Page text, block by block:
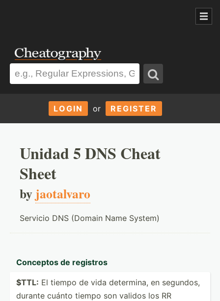
LOGIN or REGISTER
Unidad 5 DNS Cheat
Sheet
byjaotalvaro
Servicio DNS (Domain Name System)
Conceptos de registros
$TTL: El tiempo de vida determina, en segundos,
durante cuánto tiempo son validos los RR